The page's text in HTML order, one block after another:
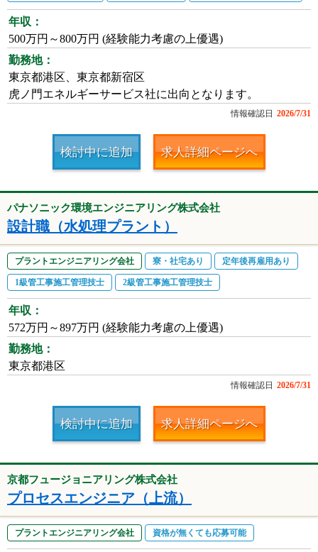
年収：
500万円～800万円 (経験能力考慮の上優遇)
勤務地：
東京都港区、東京都新宿区
虎ノ門エネルギーサービス社に出向となります。
情報確認日 2026/7/31
検討中に追加 求人詳細ページへ
パナソニック環境エンジニアリング株式会社
設計職（水処理プラント）
プラントエンジニアリング会社 寮・社宅あり 定年後再雇用あり
1級管工事施工管理技士 2級管工事施工管理技士
年収：
572万円～897万円 (経験能力考慮の上優遇)
勤務地：
東京都港区
情報確認日 2026/7/31
検討中に追加 求人詳細ページへ
京都フュージョニアリング株式会社
プロセスエンジニア（上流）
プラントエンジニアリング会社 資格が無くても応募可能